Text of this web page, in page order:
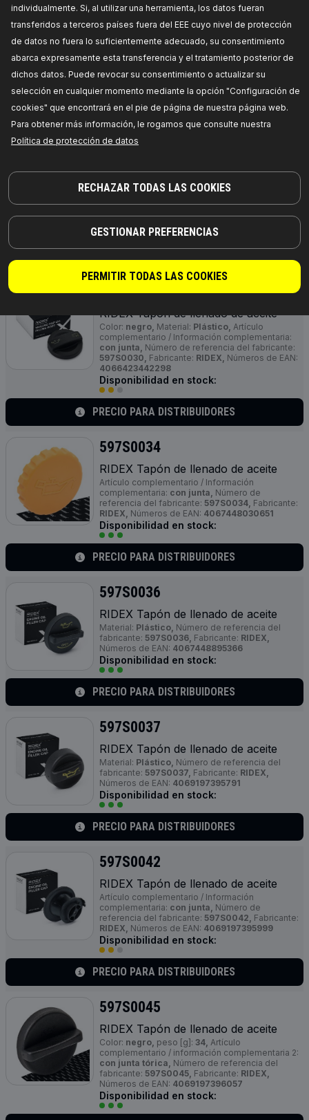
individualmente. Si, al utilizar una herramienta, los datos fueran
transferidos a terceros países fuera del EEE cuyo nivel de protección
de datos no fuera lo suficientemente adecuado, su consentimiento
abarca expresamente esta transferencia y el tratamiento posterior de
dichos datos. Puede revocar su consentimiento o actualizar su
selección en cualquier momento mediante la opción "Configuración de
cookies" que encontrará en el pie de página de nuestra página web.
Para obtener más información, le rogamos que consulte nuestra
Política de protección de datos
RECHAZAR TODAS LAS COOKIES
GESTIONAR PREFERENCIAS
PERMITIR TODAS LAS COOKIES
RIDEX Tapón de llenado de aceite
Color: amarillo, peso [g]:
Número de
referencia del fabricante:597S0025,Fabricante:
RIDEX,Números de EAN:4066423054651
PRECIO PARA DISTRIBUIDORES
597S0029
Color:negro,Material:Plástico,Artículo
complementario / información complementaria 2:
con junta tórica,Número de referencia del
fabricante:597S0029,Fabricante:RIDEX,
597S0030
RIDEX Tapón de llenado de aceite
Color: negro, Material: Plástico, Artículo
complementario / Información complementaria:
con junta, Número de referencia del fabricante:
597S0030, Fabricante: RIDEX, Números de EAN:
4066423442298
Disponibilidad en stock:
PRECIO PARA DISTRIBUIDORES
597S0034
RIDEX Tapón de llenado de aceite
Artículo complementario / Información
complementaria: con junta, Número de
referencia del fabricante: 597S0034, Fabricante:
RIDEX, Números de EAN: 4067448030651
Disponibilidad en stock:
PRECIO PARA DISTRIBUIDORES
597S0036
RIDEX Tapón de llenado de aceite
Material: Plástico, Número de referencia del
fabricante: 597S0036, Fabricante: RIDEX,
Números de EAN: 4067448895366
Disponibilidad en stock:
PRECIO PARA DISTRIBUIDORES
597S0037
RIDEX Tapón de llenado de aceite
Material: Plástico, Número de referencia del
fabricante: 597S0037, Fabricante: RIDEX,
Números de EAN: 4069197395791
Disponibilidad en stock:
PRECIO PARA DISTRIBUIDORES
597S0042
RIDEX Tapón de llenado de aceite
Artículo complementario / Información
complementaria: con junta, Número de
referencia del fabricante: 597S0042, Fabricante:
RIDEX, Números de EAN: 4069197395999
Disponibilidad en stock:
PRECIO PARA DISTRIBUIDORES
597S0045
RIDEX Tapón de llenado de aceite
Color: negro, peso [g]: 34, Artículo
complementario / información complementaria 2:
con junta tórica, Número de referencia del
fabricante: 597S0045, Fabricante: RIDEX,
Números de EAN: 4069197396057
Disponibilidad en stock: